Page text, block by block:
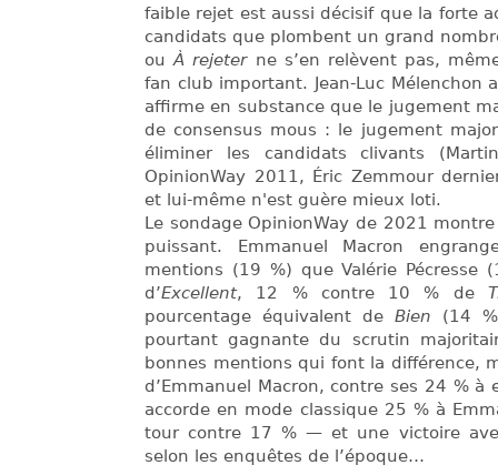
faible rejet est aussi décisif que la forte
candidats que plombent un grand
ouÀ rejeterne s’en relèvent pas,
fan club important. Jean-Luc Mélenchon
affirme en substance que le jugement
de consensus mous : le jugement
éliminer les candidats clivants
OpinionWay 2011, Éric Zemmour
et lui-même n'est guère mieux loti.
Le sondage OpinionWay de 2021
puissant. Emmanuel Macron
mentions (19 %) que Valérie
d’Excellent, 12 % contre 10 % de
pourcentage équivalent de Bien (14
pourtant gagnante du scrutin
bonnes mentions qui font la différence,
d’Emmanuel Macron, contre ses 24 % à
accorde en mode classique 25 % à
tour contre 17 % — et une victoire
selon les enquêtes de l’époque…